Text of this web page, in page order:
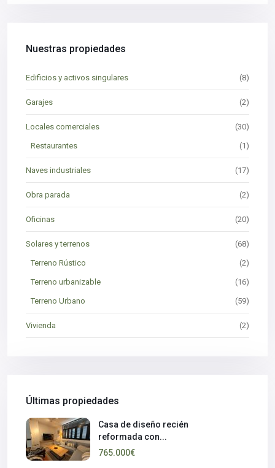
Nuestras propiedades
Edificios y activos singulares (8)
Garajes (2)
Locales comerciales (30)
Restaurantes (1)
Naves industriales (17)
Obra parada (2)
Oficinas (20)
Solares y terrenos (68)
Terreno Rústico (2)
Terreno urbanizable (16)
Terreno Urbano (59)
Vivienda (2)
Últimas propiedades
Casa de diseño recién
reformada con...
765.000€